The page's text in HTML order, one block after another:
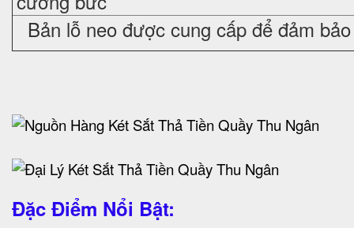
Bản lỗ neo được cung cấp để đảm
Đặc Điểm Nổi Bật: